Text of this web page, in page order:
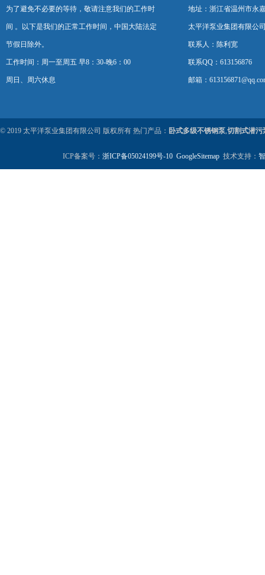
为了避免不必要的等待，敬请注意我们的工作时
间 。以下是我们的正常工作时间，中国大陆法定
节假日除外。
工作时间：周一至周五 早8：30-晚6：00
周日、周六休息
地址：浙江省温州市永
太平洋泵业集团有限公
联系人：陈利宽
联系QQ：613156876
邮箱：
© 2019 太平洋泵业集团有限公司 版权所有 热门产品： 卧式多级不锈钢泵,切割式潜污
ICP备案号： 浙ICP备05024199号-10 GoogleSitemap 技术支持：